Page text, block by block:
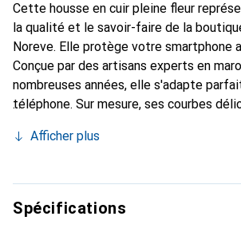
Cette housse en cuir pleine fleur
la qualité et le savoir-faire de la
Noreve. Elle protège votre smartphone
Conçue par des artisans experts en
nombreuses années, elle s'adapte
téléphone. Sur mesure, ses courbes
et indispensable pour votre smartphone.
marque Noreve est un choix sûr pour
exigeante.
Afficher plus
Spécifications